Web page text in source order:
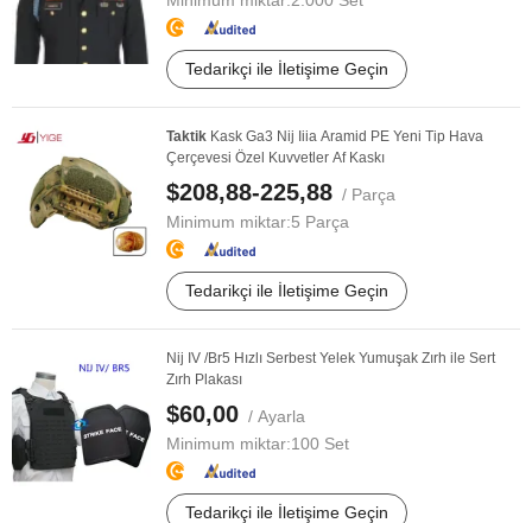
Tedarikçi ile İletişime Geçin
Taktik Kask Ga3 Nij Iiia Aramid PE Yeni Tip Hava
Çerçevesi Özel Kuvvetler Af Kaskı
$208,88-225,88 / Parça
Minimum miktar:5 Parça
Tedarikçi ile İletişime Geçin
Nij IV /Br5 Hızlı Serbest Yelek Yumuşak Zırh ile Sert
Zırh Plakası
$60,00 / Ayarla
Minimum miktar:100 Set
Tedarikçi ile İletişime Geçin